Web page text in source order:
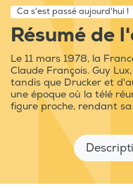
Ca s'est passé aujourd'hui !
Résumé de
Le 11 mars 1978, la
Claude François. Guy
tandis que Drucker et
une époque où la télé
figure proche, rendant